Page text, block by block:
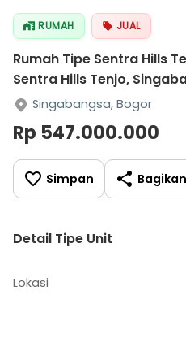
RUMAH JUAL
Rumah Tipe Sentra Hills
Sentra Hills Tenjo,
Singabangsa, Bogor
Rp 547.000.000
Simpan Bagikan
Detail Tipe Unit
Lokasi